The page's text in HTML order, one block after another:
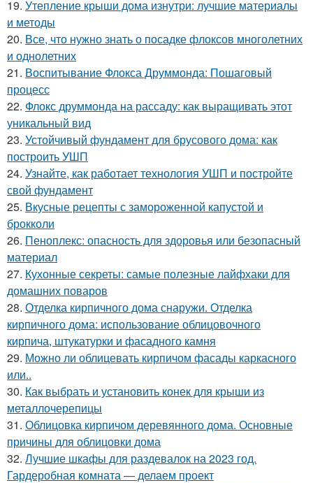
19. Утепление крыши дома изнутри: лучшие материалы
и методы
20. Все, что нужно знать о посадке флоксов многолетних
и однолетних
21. Воспитывание Флокса Друммонда: Пошаговый
процесс
22. Флокс друммонда на рассаду: как выращивать этот
уникальный вид
23. Устойчивый фундамент для брусового дома: как
построить УШП
24. Узнайте, как работает технология УШП и постройте
свой фундамент
25. Вкусные рецепты с замороженной капустой и
брокколи
26. Пеноплекс: опасность для здоровья или безопасный
материал
27. Кухонные секреты: самые полезные лайфхаки для
домашних поваров
28. Отделка кирпичного дома снаружи. Отделка
кирпичного дома: использование облицовочного
кирпича, штукатурки и фасадного камня
29. Можно ли облицевать кирпичом фасады каркасного
или..
30. Как выбрать и установить конек для крыши из
металлочерепицы
31. Облицовка кирпичом деревянного дома. Основные
причины для облицовки дома
32. Лучшие шкафы для раздевалок на 2023 год.
Гардеробная комната — делаем проект